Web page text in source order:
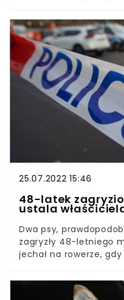
zwierzątko. Futrzak
nie lada kłopotów.
stworzenia, które
dostępnych
szczelina, by do
przywędrowały
razem jednak widok
policjantów.
25.07.2022 15:46
48-latek
ustala
Dwa psy,
zagryzły 48-letniego
jechał na rowerze,
odstrzelony przez
uciec.Jak przekazała